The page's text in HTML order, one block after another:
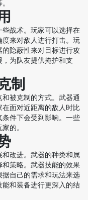
战术。玩家可以选择在
来对敌人进行打击。玩
隐蔽性来对目标进行攻
为队友提供掩护和支
制
被克制的方式。武器通
面对近距离的敌人时比
件下会受到影响。一些
的。
改进。武器的种类和属
策略。武器技能的效果
自己的需求和玩法来选
和装备进行更深入的结